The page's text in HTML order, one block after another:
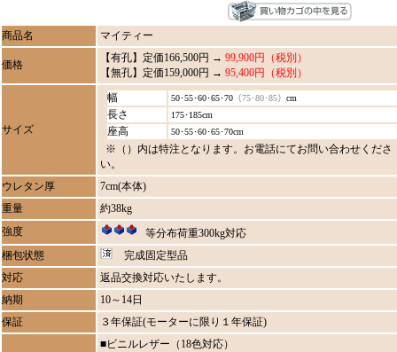
商品名 マイティー
価格
【有孔】定価166,500円 → 99,900円（税別）
【無孔】定価159,000円 → 95,400円（税別）
サイズ
幅 50･55･60･65･70 （75･80･85） cm
長さ 175･185cm
座高 50･55･60･65･70cm
※（）内は特注となります。お電話にてお問い合わせくださ
い。
ウレタン厚
7cm(本体)
重量
約38kg
強度
等分布荷重300kg対応
梱包状態
完成固定型品
対応
返品交換対応いたします。
納期
10～14日
保証
３年保証(モーターに限り１年保証)
■ビニルレザー（18色対応）